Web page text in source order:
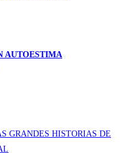
AUTOESTIMA